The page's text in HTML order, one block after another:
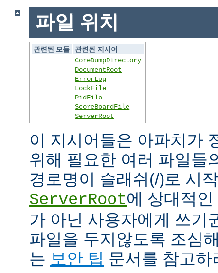
파일 위치
관련된 모듈
관련된 지시어
CoreDumpDirectory
DocumentRoot
ErrorLog
LockFile
PidFile
ScoreBoardFile
ServerRoot
이 지시어들은 아파치가
위해 필요한 여러 파일들
경로명이 슬래쉬(/)로 시
ServerRoot에 상대적
가 아닌 사용자에게 쓰기
파일을 두지않도록 조심
는 보안 팁 문서를 참고하